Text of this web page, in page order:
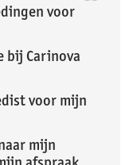
voor
bij Carinova
voor mijn
mijn